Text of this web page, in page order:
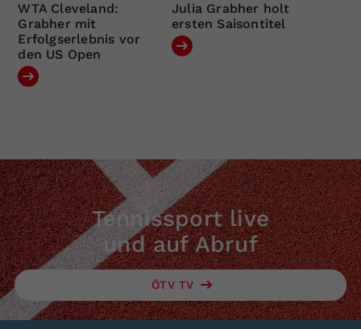
WTA Cleveland:
Grabher mit
Erfolgserlebnis vor
den US Open
Julia Grabher holt
ersten Saisontitel
Tennissport live
und auf Abruf
ÖTV TV